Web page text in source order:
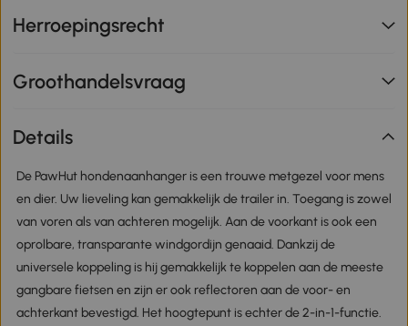
Herroepingsrecht
Groothandelsvraag
Details
De PawHut hondenaanhanger is een trouwe metgezel voor mens
en dier. Uw lieveling kan gemakkelijk de trailer in. Toegang is zowel
van voren als van achteren mogelijk. Aan de voorkant is ook een
oprolbare, transparante windgordijn genaaid. Dankzij de
universele koppeling is hij gemakkelijk te koppelen aan de meeste
gangbare fietsen en zijn er ook reflectoren aan de voor- en
achterkant bevestigd. Het hoogtepunt is echter de 2-in-1-functie.